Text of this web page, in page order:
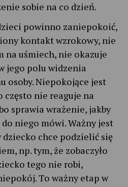
sobie na co dzień.
powinno zaniepokoić,
kontakt wzrokowy, nie
na uśmiech, nie okazuje
jego polu widzenia
osoby. Niepokojące jest
nie reaguje na
sprawia wrażenie, jakby
do niego mówi. Ważny jest
dziecko chce podzielić się
np. tym, że zobaczyło
tego nie robi,
To ważny etap w